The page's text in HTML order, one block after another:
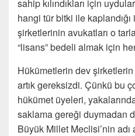
sahip kılındıkları için
hangi tür bitki ile
şirketlerinin avukatları o
“lisans” bedeli almak için
Hükümetlerin dev
artık gereksizdi. Çünkü bu
hükümet üyeleri,
saklama gereği duymadan
Büyük Millet Meclisi’nin adı